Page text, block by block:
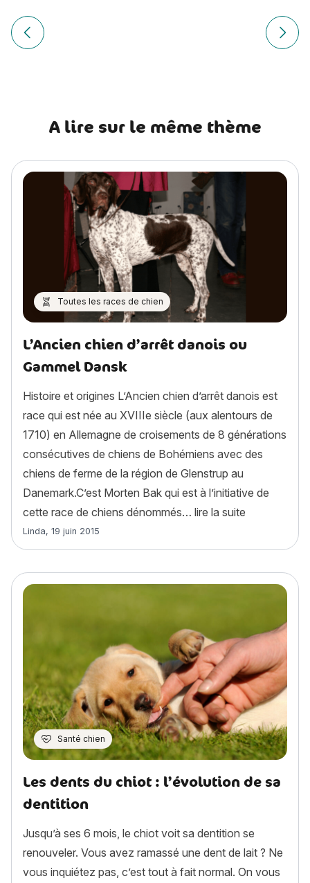
Navigation
de
Article précédent Que faire si mon chien est malade enArticle
A lire sur le même thème
Toutes les races de chien
L’Ancien chien d’arrêt danois ou
Gammel Dansk
Histoire et origines L’Ancien chien d’arrêt danois est
race qui est née au XVIIIe siècle (aux alentours de
1710) en Allemagne de croisements de 8 générations
consécutives de chiens de Bohémiens avec des
chiens de ferme de la région de Glenstrup au
Danemark.C’est Morten Bak qui est à l’initiative de
cette race de chiens dénommés… lire la suite
Article rédigé par
Linda, 19 juin 2015
Santé chien
Les dents du chiot : l’évolution de sa
dentition
Jusqu’à ses 6 mois, le chiot voit sa dentition se
renouveler. Vous avez ramassé une dent de lait ? Ne
vous inquiétez pas, c’est tout à fait normal. On vous